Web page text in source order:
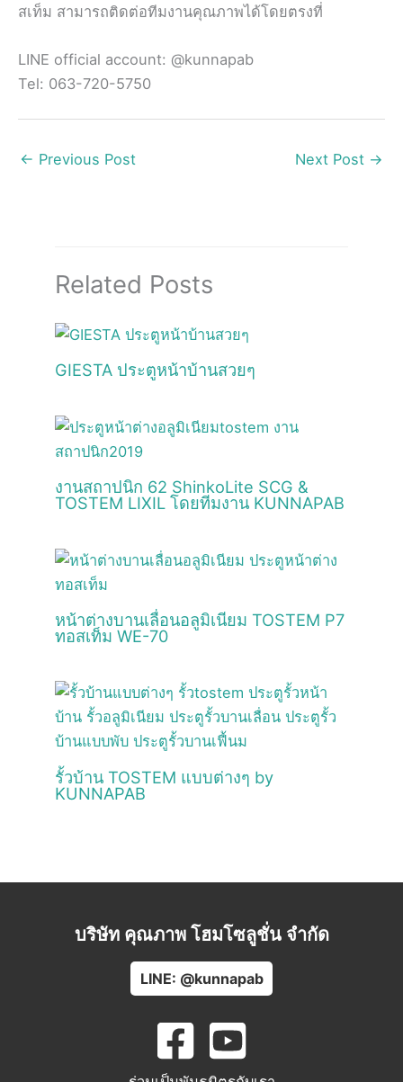
สเท็ม สามารถติดต่อทีมงานคุณภาพได้โดยตรงที่
LINE official account: @kunnapab
Tel: 063-720-5750
← Previous Post Next Post →
Related Posts
GIESTA ประตูหน้าบ้านสวยๆ
งานสถาปนิก 62 ShinkoLite SCG &
TOSTEM LIXIL โดยทีมงาน KUNNAPAB
หน้าต่างบานเลื่อนอลูมิเนียม TOSTEM P7
ทอสเท็ม WE-70
รั้วบ้าน TOSTEM แบบต่างๆ by
KUNNAPAB
บริษัท คุณภาพ โฮมโซลูชั่น จำกัด
LINE: @kunnapab